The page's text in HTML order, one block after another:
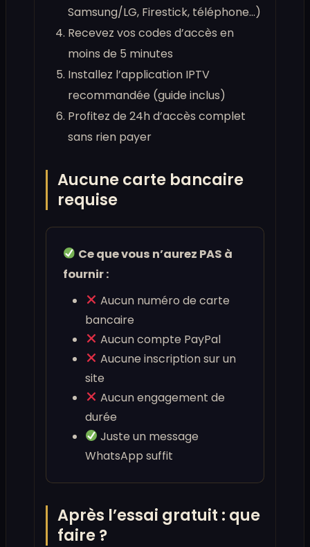
Samsung/LG, Firestick, téléphone…)
Recevez vos codes d’accès en
moins de 5 minutes
Installez l’application IPTV
recommandée (guide inclus)
Profitez de 24h d’accès complet
sans rien payer
Aucune carte bancaire
requise
Ce que vous n’aurez PAS à
fournir :
Aucun numéro de carte
bancaire
Aucun compte PayPal
Aucune inscription sur un
site
Aucun engagement de
durée
Juste un message
WhatsApp suffit
Après l’essai gratuit : que
faire ?